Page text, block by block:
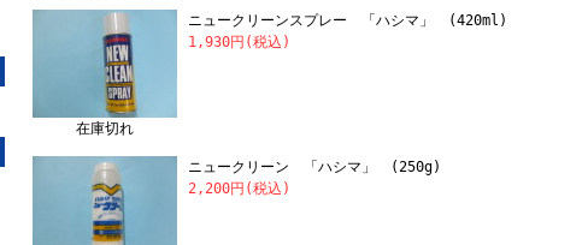
在庫切れ
ニュークリーンスプレー 「ハシマ」 (420ml)
1,930円(税込)
ニュークリーン 「ハシマ」 (250g)
2,200円(税込)